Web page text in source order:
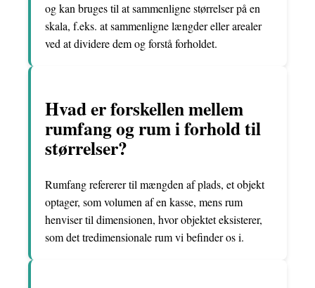
og kan bruges til at sammenligne størrelser på en
skala, f.eks. at sammenligne længder eller arealer
ved at dividere dem og forstå forholdet.
Hvad er forskellen mellem
rumfang og rum i forhold til
størrelser?
Rumfang refererer til mængden af plads, et objekt
optager, som volumen af en kasse, mens rum
henviser til dimensionen, hvor objektet eksisterer,
som det tredimensionale rum vi befinder os i.